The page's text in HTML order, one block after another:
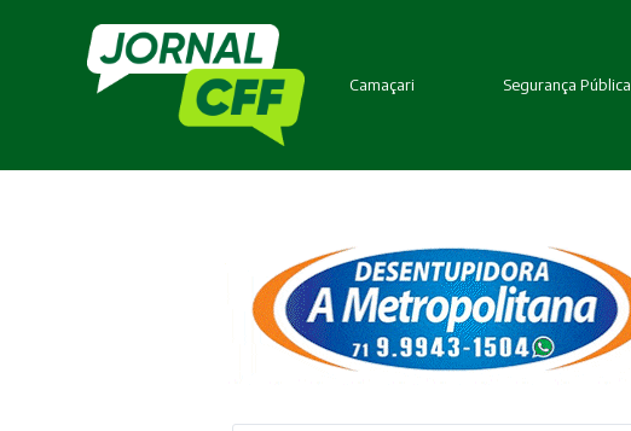
Camaçari Segurança Pública